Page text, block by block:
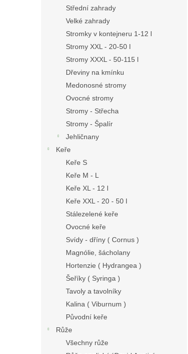
Střední zahrady
Velké zahrady
Stromky v kontejneru 1-12 l
Stromy XXL - 20-50 l
Stromy XXXL - 50-115 l
Dřeviny na kmínku
Medonosné stromy
Ovocné stromy
Stromy - Střecha
Stromy - Špalír
Jehličnany
Keře
Keře S
Keře M - L
Keře XL - 12 l
Keře XXL - 20 - 50 l
Stálezelené keře
Ovocné keře
Svídy - dříny ( Cornus )
Magnólie, šácholany
Hortenzie ( Hydrangea )
Šeříky ( Syringa )
Tavoly a tavolníky
Kalina ( Viburnum )
Původní keře
Růže
Všechny růže